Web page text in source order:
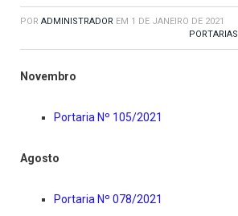
POR ADMINISTRADOR EM 1 DE JANEIRO DE 2021
PORTARIAS
Novembro
Portaria Nº 105/2021
Agosto
Portaria Nº 078/2021